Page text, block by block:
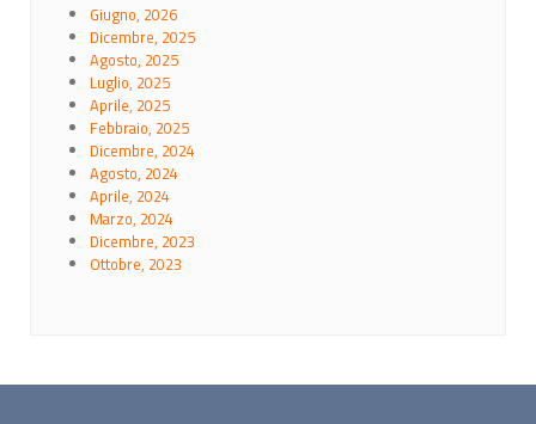
Giugno, 2026
Dicembre, 2025
Agosto, 2025
Luglio, 2025
Aprile, 2025
Febbraio, 2025
Dicembre, 2024
Agosto, 2024
Aprile, 2024
Marzo, 2024
Dicembre, 2023
Ottobre, 2023